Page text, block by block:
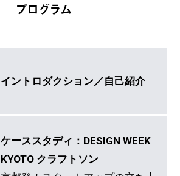
プログラム
イントロダクション／自己紹介
ケーススタディ：DESIGN WEEK
KYOTO クラフトソン